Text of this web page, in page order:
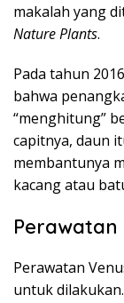
makalah yang
Nature Plants.
Pada tahun
bahwa
“menghitung”
capitnya, daun
membantunya
kacang atau
Perawatan
untuk